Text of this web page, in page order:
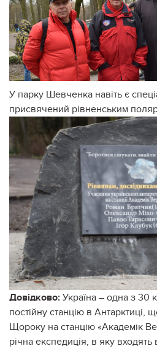
У парку Шевченка навіть є
присвячений рівненським
Довідково: Україна – одна з 30
постійну станцію в Антарктиці,
Щороку на станцію «Академік
річна експедиція, в яку входять